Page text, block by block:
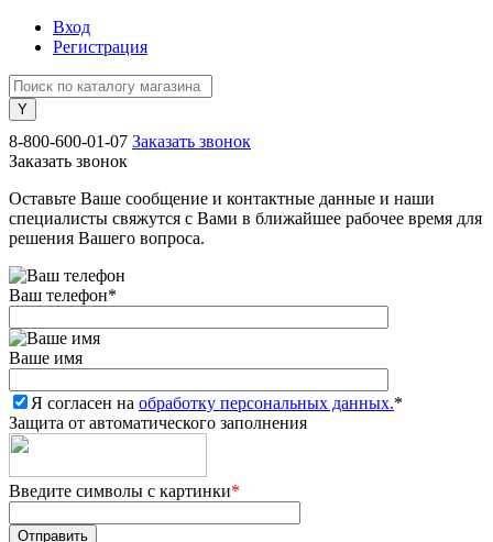
Вход
Регистрация
8-800-600-01-07 Заказать звонок
Заказать звонок
Оставьте Ваше сообщение и контактные данные и наши
специалисты свяжутся с Вами в ближайшее рабочее время для
решения Вашего вопроса.
Ваш телефон*
Ваше имя
Я согласен на обработку персональных данных.*
Защита от автоматического заполнения
Введите символы с картинки*